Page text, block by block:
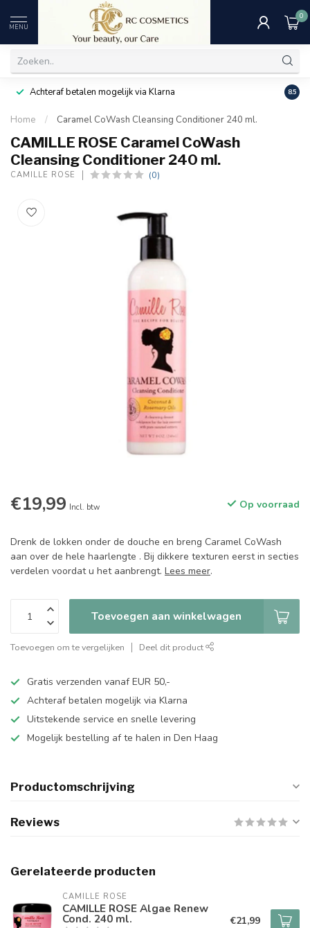
MENU
0
Achteraf betalen mogelijk via Klarna 8.5
Home / Caramel CoWash Cleansing Conditioner 240 ml.
CAMILLE ROSE Caramel CoWash
Cleansing Conditioner 240 ml.
CAMILLE ROSE (0)
€19,99 Incl. btw Op voorraad
Drenk de lokken onder de douche en breng Caramel CoWash
aan over de hele haarlengte . Bij dikkere texturen eerst in secties
verdelen voordat u het aanbrengt. Lees meer.
Toevoegen aan winkelwagen
Toevoegen om te vergelijken Deel dit product
Gratis verzenden vanaf EUR 50,-
Achteraf betalen mogelijk via Klarna
Uitstekende service en snelle levering
Mogelijk bestelling af te halen in Den Haag
Productomschrijving
Reviews
Gerelateerde producten
CAMILLE ROSE
CAMILLE ROSE Algae Renew
Cond. 240 ml. €21,99